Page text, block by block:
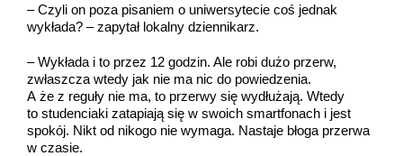
– Czyli on poza pisaniem o uniwersytecie coś jednak
wykłada? – zapytał lokalny dziennikarz.
– Wykłada i to przez 12 godzin. Ale robi dużo przerw,
zwłaszcza wtedy jak nie ma nic do powiedzenia.
A że z reguły nie ma, to przerwy się wydłużają. Wtedy
to studenciaki zatapiają się w swoich smartfonach i jest
spokój. Nikt od nikogo nie wymaga. Nastaje błoga przerwa
w czasie.